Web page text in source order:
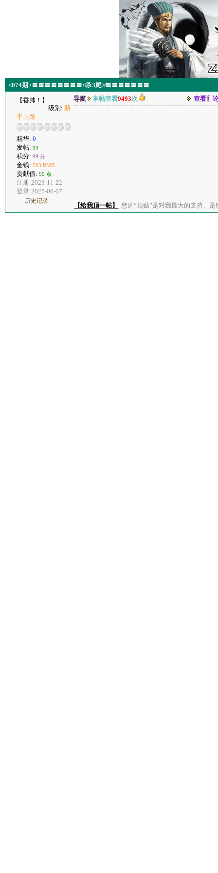
<074期>〓〓〓〓〓〓〓〓≮杀3尾≯〓〓〓〓〓〓〓
【香帅！】
级别: 新
手上路
精华: 0
发帖: 99
积分: 99 分
金钱: 503 RMB
贡献值: 99 点
注册:2023-11-22
登录:2025-06-07
历史记录
导航 本帖查看9493次 查看〖
【给我顶一帖】 您的“顶贴”是对我最大的支持、